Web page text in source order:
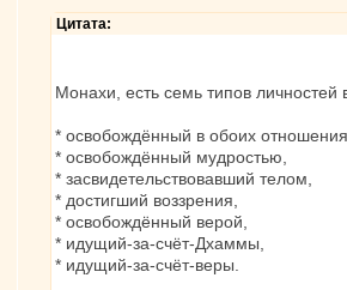
Цитата:
Монахи, есть семь типов
* освобождённый в обоих
* освобождённый мудростью,
* засвидетельствовавший телом,
* достигший воззрения,
* освобождённый верой,
* идущий-за-счёт-Дхаммы,
* идущий-за-счёт-веры.